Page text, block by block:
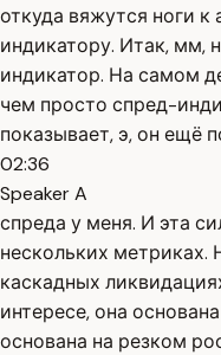
откуда вяжутся ноги к
индикатору. Итак, мм,
индикатор. На самом
чем просто спред-
показывает, э, он ещё
02:36
Speaker A
спреда у меня. И эта
нескольких метриках.
каскадных
интересе, она
основана на резком